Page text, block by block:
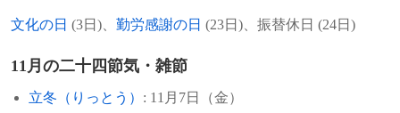
文化の日 (3日)、 勤労感謝の日 (23日)、振替休日 (24日)
11月の二十四節気・雑節
立冬（りっとう） : 11月7日（金）